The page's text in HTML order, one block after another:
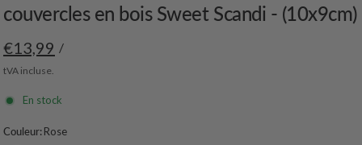
couvercles en bois Sweet Scandi - (10x9cm)
€13,99 /
tVA incluse.
En stock
Couleur:Rose